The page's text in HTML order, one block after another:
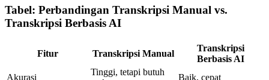
Tabel: Perbandingan Transkripsi Manual vs.
Transkripsi Berbasis AI
Fitur Transkripsi Manual
Transkripsi
Berbasis AI
Akurasi
Tinggi, tetapi butuh
Baik, cepat